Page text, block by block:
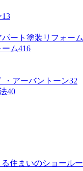
13
ート塗装リフォーム
ム416
・アーバントーン32
40